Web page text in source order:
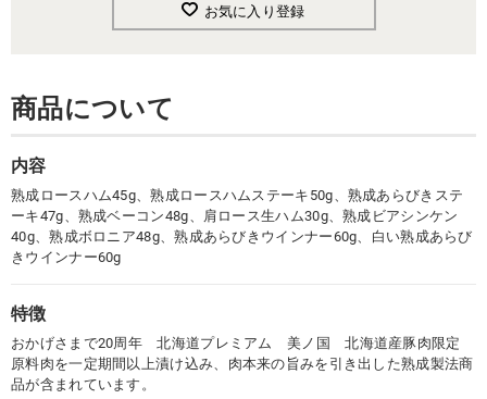
お気に入り登録
商品について
内容
熟成ロースハム45g、熟成ロースハムステーキ50g、熟成あらびきステ
ーキ47g、熟成ベーコン48g、肩ロース生ハム30g、熟成ビアシンケン
40g、熟成ボロニア48g、熟成あらびきウインナー60g、白い熟成あらび
きウインナー60g
特徴
おかげさまで20周年 北海道プレミアム 美ノ国 北海道産豚肉限定
原料肉を一定期間以上漬け込み、肉本来の旨みを引き出した熟成製法商
品が含まれています。